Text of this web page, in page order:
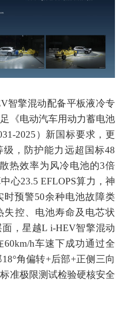
智擎混动配备平板液冷专
《电动汽车用动力蓄电池
2025）新国标要求，更
级，防护能力远超国标48
热效率为风冷电池的3倍
心23.5 EFLOPS算力，神
时预警50余种电池故障类
失控、电池寿命及电芯状
，星越L i-HEV智擎混动
h车速下成功通过全
角偏转+后部+正侧三向
准极限测试检验硬核安全